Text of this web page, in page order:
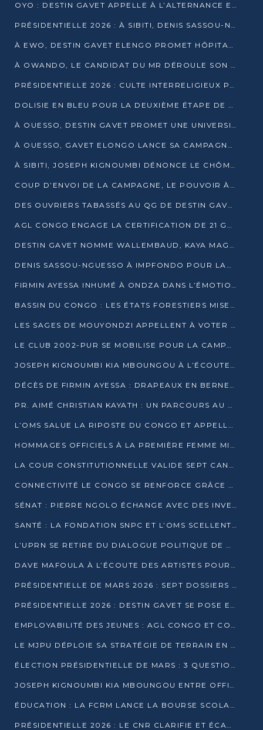
OYO : DESTIN GAVET APPELLE À L’ALTERNANCE ET À LA RESPONSABILITÉ DE LA JEUNESSE
PRÉSIDENTIELLE 2026 : À SIBITI, DENIS SASSOU-N’GUESSO PARIE SUR LES RESSOURCES DE LA LEKOUMOU
À EWO, DESTIN GAVET ELENGO PROMET HÔPITAL, CHEMIN DE FER ET AUDIT DES FINANCES PUBLIQUES
À OWANDO, LE CANDIDAT DU MR DÉROULE SON PROGRAMME DE “CHANGEMENT”
PRÉSIDENTIELLE 2026 : CULTE INTERRELIGIEUX POUR LA PAIX À OUENZÉ
DOLISIE EN BLEU POUR LA DEUXIÈME ÉTAPE DE CAMPAGNE DE DSN
À OUESSO, DESTIN GAVET PROMET UNE UNIVERSITÉ POUR LA SANGHA
À OUESSO, GAVET ELONGO LANCE SA CAMPAGNE SOUS LE SIGNE DU RENOUVEAU
À SIBITI, JOSEPH KIGNOUMBI DÉNONCE LE CHÔMAGE ET LES DÉFAILLANCES DE L’ÉTAT
COUP D’ENVOI DE LA CAMPAGNE, LE POUVOIR À POINTE-NOIRE, L’OPPOSITION À OUESSO ET SIBITI
DES OUVRIERS TABASSÉS AU QG DE DESTIN GAVET À 24 HEURES DE L’OUVERTURE DE LA CAMPAGNE
AGL CONGO ENGAGE LA CERTIFICATION DE 21 GRUTIERS AUX NORMES INTERNATIONALES
DESTIN GAVET NOMME WALLEMBAUD, KAYA MAGANE, BOUDZIKA ET MBOUSSA-ELLAH AUX COMMANDES DE SA CAMPAGNE
DENIS SASSOU-NGUESSO À IMPFONDO POUR LANCER LE CORRIDOR 13
FIRMIN AYESSA INHUMÉ À ONDZA DANS L’ÉMOTION ET LE RECUEILLEMENT
BASSIN DU CONGO : LES ÉTATS FORESTIERS MISENT SUR LES MARCHÉS CARBONE
LES SAGES DE MOUYONDZI APPELLENT À VOTER DENIS SASSOU-NGUESSO
LE CLUB 2002-PUR SE MOBILISE POUR LA CAMPAGNE
JOSEPH KIGNOUMBI KIA MBOUNGOU À L’ÉCOUTE DE TALANGAÏ
DÉCÈS DE FIRMIN AYESSA : DRAPEAUX EN BERNE LUNDI
PR. AIMÉ CHRISTIAN KAYATH : UN PARCOURS AU SERVICE DE LA RECHERCHE ET DE L’INNOVATION
L’OMS SALUE LA RIPOSTE DU CONGO ET APPELLE À DES RÉFORMES DURABLES
HOMMAGES OFFICIELS À LA PREMIÈRE FEMME MINISTRE DU CONGO
LA COUR CONSTITUTIONNELLE VALIDE SEPT CANDIDATURES POUR LA PRÉSIDENTIELLE
CONNECTIVITÉ LE CONGO SE RENFORCE GRÂCE AU CÂBLE 2AFRICA
SÉNAT : PIERRE NGOLO ÉCHANGE AVEC DES INVESTISSEURS DU NUMÉRIQUE
SANTÉ : LA FONDATION SNPC ET L’OMS SCELLENT UN PARTENARIAT STRATÉGIQUE DE TROIS ANS
L’UPRN SE RETIRE DU DIALOGUE POLITIQUE DE DJAMBALA : TENSIONS DANS LE PRÉ-ÉLECTORAL CONGOLAIS
DAVE MAFOULA À L’ÉCOUTE DES ARTISTES POUR REDÉFINIR SA POLITIQUE CULTURELLE
PRÉSIDENTIELLE DE MARS 2026 : SEPT DOSSIERS DE CANDIDATURE ENREGISTRÉS À LA CLÔTURE DES DÉPÔTS
PRÉSIDENTIELLE 2026 : DESTIN GAVET SE POSE EN CANDIDAT DU « RAS-LE-BOL »
EMPLOYABILITÉ DES JEUNES : AGL CONGO ET CONGO TERMINAL S’ALLIENT À UCAC-ICAM
LE MJPU DÉPLOIE SA STRATÉGIE DE TERRAIN EN FAVEUR DE DSN
ÉLECTION PRÉSIDENTIELLE DE MARS : 3 QUESTIONS À UN EXPERT CONGOLAIS DE LA CYBERSÉCURITÉ
JOSEPH KIGNOUMBI KIA MBOUNGOU ENTRE OFFICIELLEMENT EN COURSE POUR LA PRÉSIDENTIELLE
ÉDUCATION : LA FCRM LANCE LA BOURSE SCOLAIRE FRANCINE-NTOUMI POUR PROMOUVOIR LES FILIÈRES SCIENTIFIQUES
PRÉSIDENTIELLE 2026 : LE CNR CLARIFIE ET ÉCARTE LA CANDIDATURE DU PASTEUR NTUMI